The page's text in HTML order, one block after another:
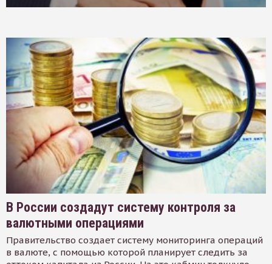
В России создадут систему контроля за
валютными операциями
Правительство создает систему мониторинга операций
в валюте, с помощью которой планирует следить за